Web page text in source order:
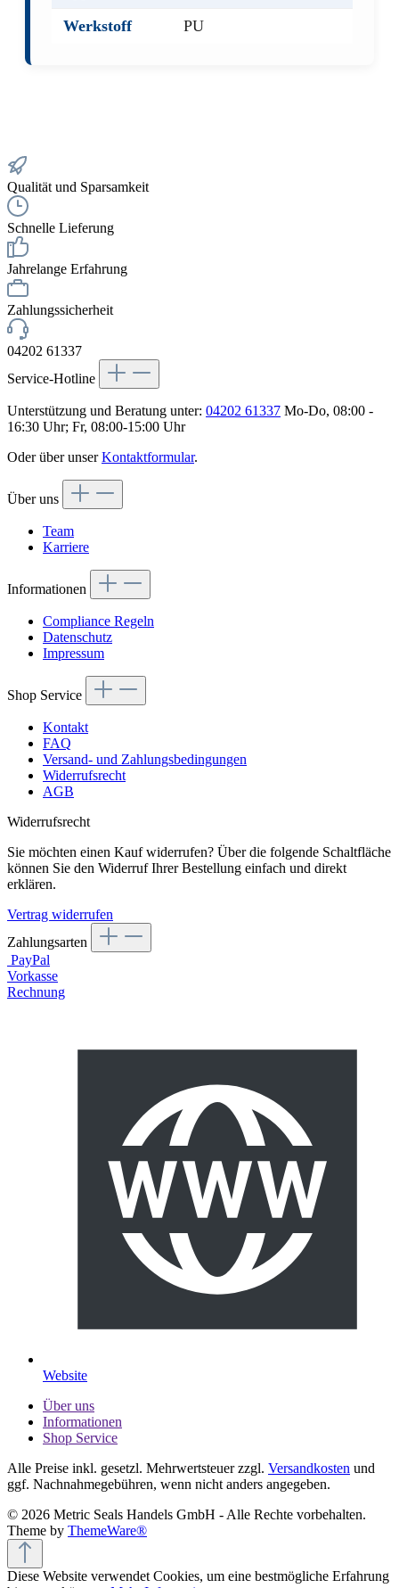
Werkstoff
PU
Qualität und Sparsamkeit
Schnelle Lieferung
Jahrelange Erfahrung
Zahlungssicherheit
04202 61337
Service-Hotline
Unterstützung und Beratung unter: 04202 61337 Mo-Do, 08:00 -
16:30 Uhr; Fr, 08:00-15:00 Uhr
Oder über unserKontaktformular.
Über uns
Team
Karriere
Informationen
Compliance Regeln
Datenschutz
Impressum
Shop Service
Kontakt
FAQ
Versand- und Zahlungsbedingungen
Widerrufsrecht
AGB
Widerrufsrecht
Sie möchten einen Kauf widerrufen? Über die folgende Schaltfläche
können Sie den Widerruf Ihrer Bestellung einfach und direkt
erklären.
Vertrag widerrufen
Zahlungsarten
PayPal
Vorkasse
Rechnung
Website
Über uns
Informationen
Shop Service
Alle Preise inkl. gesetzl. Mehrwertsteuer zzgl. Versandkosten und
ggf. Nachnahmegebühren, wenn nicht anders angegeben.
© 2026 Metric Seals Handels GmbH - Alle Rechte vorbehalten.
Theme by ThemeWare®
Diese Website verwendet Cookies, um eine bestmögliche Erfahrung